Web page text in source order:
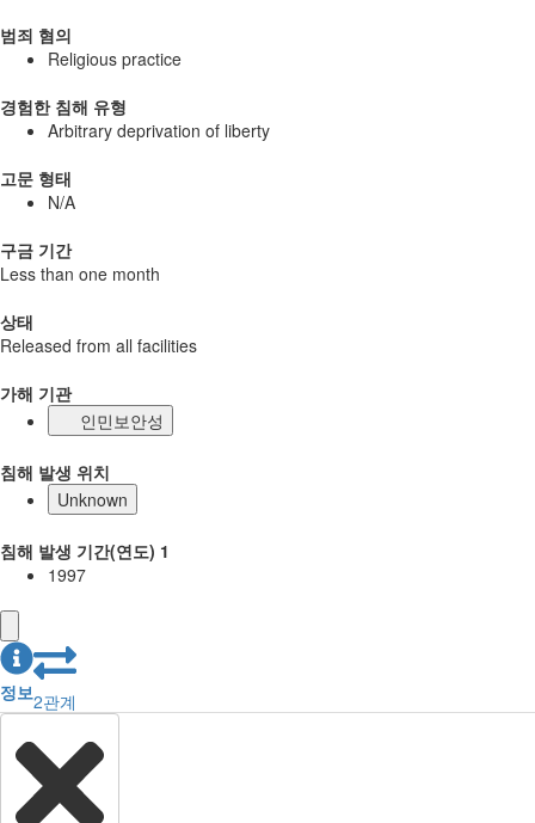
범죄 혐의
Religious practice
경험한 침해 유형
Arbitrary deprivation of liberty
고문 형태
N/A
구금 기간
Less than one month
상태
Released from all facilities
가해 기관
인민보안성
침해 발생 위치
Unknown
침해 발생 기간(연도) 1
1997
정보2관계